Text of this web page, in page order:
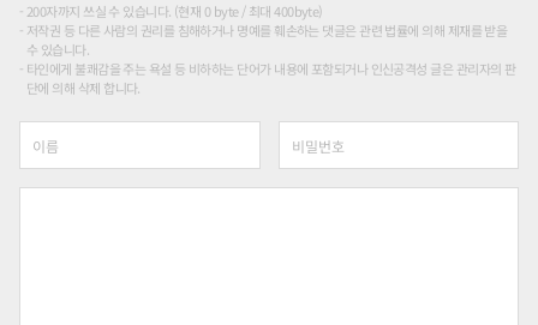
200자까지 쓰실 수 있습니다. (현재 0 byte / 최대 400byte)
저작권 등 다른 사람의 권리를 침해하거나 명예를 훼손하는 댓글은 관련 법률에 의해 제재를 받을
수 있습니다.
타인에게 불쾌감을 주는 욕설 등 비하하는 단어가 내용에 포함되거나 인신공격성 글은 관리자의 판
단에 의해 삭제 합니다.